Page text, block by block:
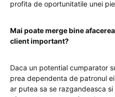
profita de oportunitatile unei
Mai poate merge bine
client important?
Daca un potential cumparator
prea dependenta de patronul
ar putea sa se razgandeasca